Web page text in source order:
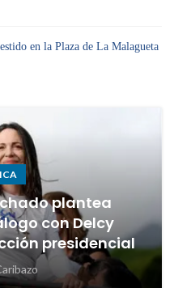
en la Plaza de La Malagueta
plantea
con Delcy
presidencial